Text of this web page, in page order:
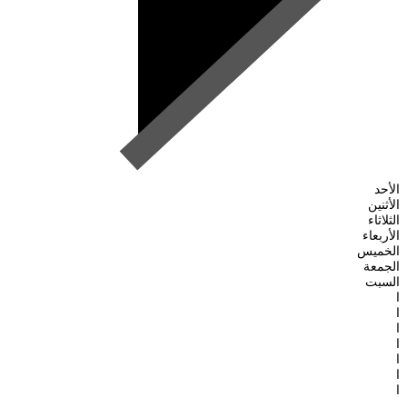
الأحد
الأثنين
الثلاثاء
الأربعاء
الخميس
الجمعة
السبت